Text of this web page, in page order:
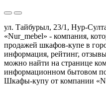
ул. Тайбурыл, 23/1, Нур-
«Nur_mebel» - компания,
продажей шкафов-купе в
информация, рейтинг,
можно найти на странице
информационном бытовом
Шкафы-купу от компании